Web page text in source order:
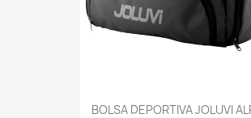
BOLSA DEPORTIVA JOLUVI